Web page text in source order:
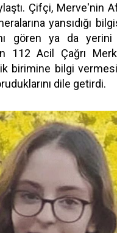
Çifçi, Merve'nin
yansıdığı
gören ya da
112 Acil Çağrı
birimine bilgi
dile getirdi.